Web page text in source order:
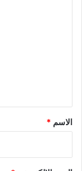
*
الاسم *